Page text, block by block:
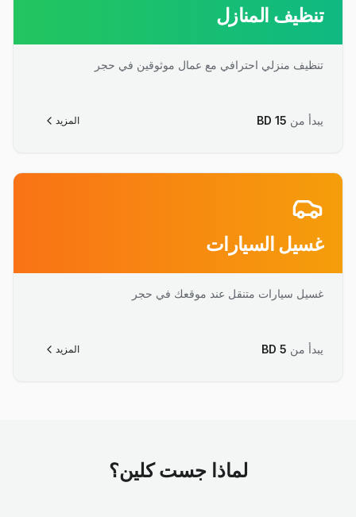
تنظيف المنازل
تنظيف منزلي احترافي مع عمال موثوقين في حجر
يبدأ من BD 15 المزيد
غسيل السيارات
غسيل سيارات متنقل عند موقعك في حجر
يبدأ من BD 5 المزيد
لماذا جست كلين؟